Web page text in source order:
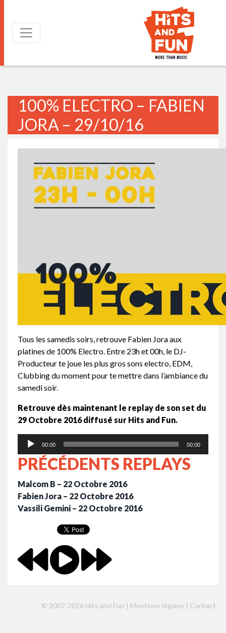
100% ELECTRO – FABIEN
JORA – 29/10/16
Tous les samedis soirs, retrouve Fabien Jora aux
platines de 100% Electro. Entre 23h et 00h, le DJ-
Producteur te joue les plus gros sons electro, EDM,
Clubbing du moment pour te mettre dans l’ambiance du
samedi soir.
Retrouve dès maintenant le replay de son set du
29 Octobre 2016 diffusé sur Hits and Fun.
Lecteur
00:00 00:00
PRÉCÉDENTS REPLAYS
Malcom B – 22 Octobre 2016
Fabien Jora – 22 Octobre 2016
Vassili Gemini – 22 Octobre 2016
© 2007-2026 Hits and Fun | Mentions legales | Contact